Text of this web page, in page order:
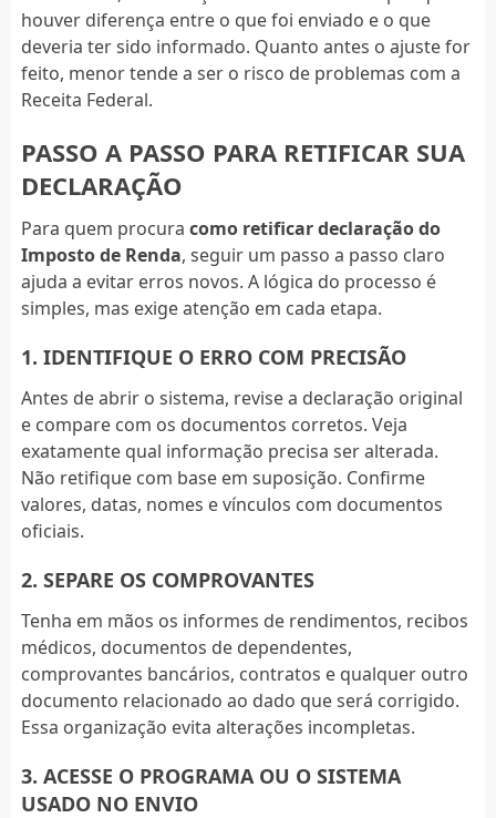
houver diferença entre o que foi enviado e o que
deveria ter sido informado. Quanto antes o ajuste for
feito, menor tende a ser o risco de problemas com a
Receita Federal.
PASSO A PASSO PARA RETIFICAR SUA
DECLARAÇÃO
Para quem procura como retificar declaração do
Imposto de Renda, seguir um passo a passo claro
ajuda a evitar erros novos. A lógica do processo é
simples, mas exige atenção em cada etapa.
1. IDENTIFIQUE O ERRO COM PRECISÃO
Antes de abrir o sistema, revise a declaração original
e compare com os documentos corretos. Veja
exatamente qual informação precisa ser alterada.
Não retifique com base em suposição. Confirme
valores, datas, nomes e vínculos com documentos
oficiais.
2. SEPARE OS COMPROVANTES
Tenha em mãos os informes de rendimentos, recibos
médicos, documentos de dependentes,
comprovantes bancários, contratos e qualquer outro
documento relacionado ao dado que será corrigido.
Essa organização evita alterações incompletas.
3. ACESSE O PROGRAMA OU O SISTEMA
USADO NO ENVIO